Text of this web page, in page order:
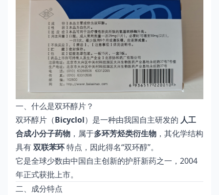
一、什么是双环醇片？
双环醇片（Bicyclol）是一种由我国自主研发的 人工
合成小分子药物 ，属于多环芳烃类衍生物 ，其化学结构
具有双联苯环特点，因此得名“双环醇”。
它是全球少数由中国自主创新的护肝新药之一，2004
年正式获批上市。
二、成分特点